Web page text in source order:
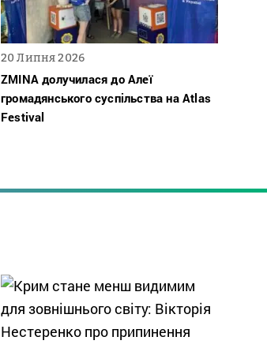
20 Липня 2026
ZMINA долучилася до Алеї
громадянського суспільства на Atlas
Festival